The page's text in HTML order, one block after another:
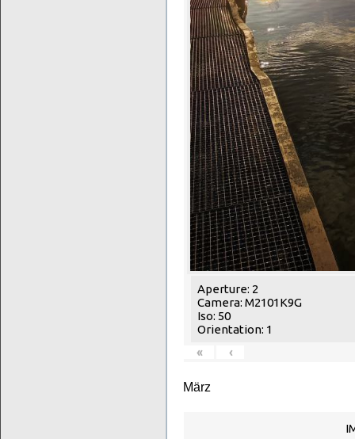
Aperture: 2
Camera: M2101K9G
Iso: 50
Orientation: 1
«
‹
März